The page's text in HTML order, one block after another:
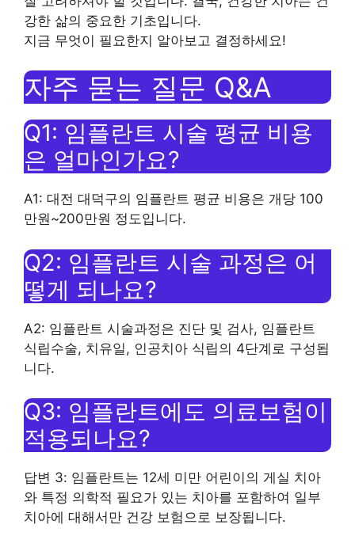
강한 삶의 중요한 기초입니다.
지금 무엇이 필요한지 알아보고 결정하세요!
자주 묻는 질문 Q&A
Q1: 임플란트 시술 평균 비용
은 얼마인가요?
A1: 대전 대덕구의 임플란트 평균 비용은 개당 100
만원~200만원 정도입니다.
Q2: 임플란트 시술 과정은 어
떻게 되나요?
A2: 임플란트 시술과정은 진단 및 검사, 임플란트
식립수술, 치유일, 인공치아 식립의 4단계로 구성됩
니다.
Q3: 임플란트에도 의료보험이
적용되나요?
답변 3: 임플란트는 12세 미만 어린이의 게실 치아
와 특정 의학적 필요가 있는 치아를 포함하여 일부
치아에 대해서만 건강 보험으로 보장됩니다.